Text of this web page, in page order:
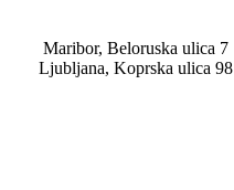
Maribor, Beloruska ulica 7
Ljubljana, Koprska ulica 98